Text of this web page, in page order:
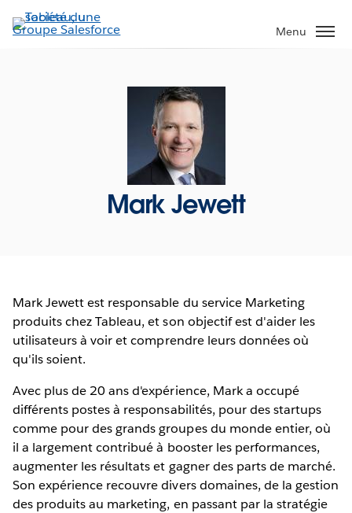
Aller
au
Menu
Mark Jewett
Mark Jewett est responsable du service Marketing
produits chez Tableau, et son objectif est d'aider les
utilisateurs à voir et comprendre leurs données où
qu'ils soient.
Avec plus de 20 ans d'expérience, Mark a occupé
différents postes à responsabilités, pour des startups
comme pour des grands groupes du monde entier, où
il a largement contribué à booster les performances,
augmenter les résultats et gagner des parts de marché.
Son expérience recouvre divers domaines, de la gestion
des produits au marketing, en passant par la stratégie